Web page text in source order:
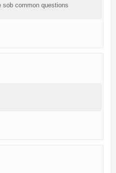
sob common questions